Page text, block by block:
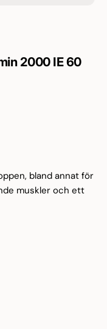
2000 IE 60
bland annat för
muskler och ett